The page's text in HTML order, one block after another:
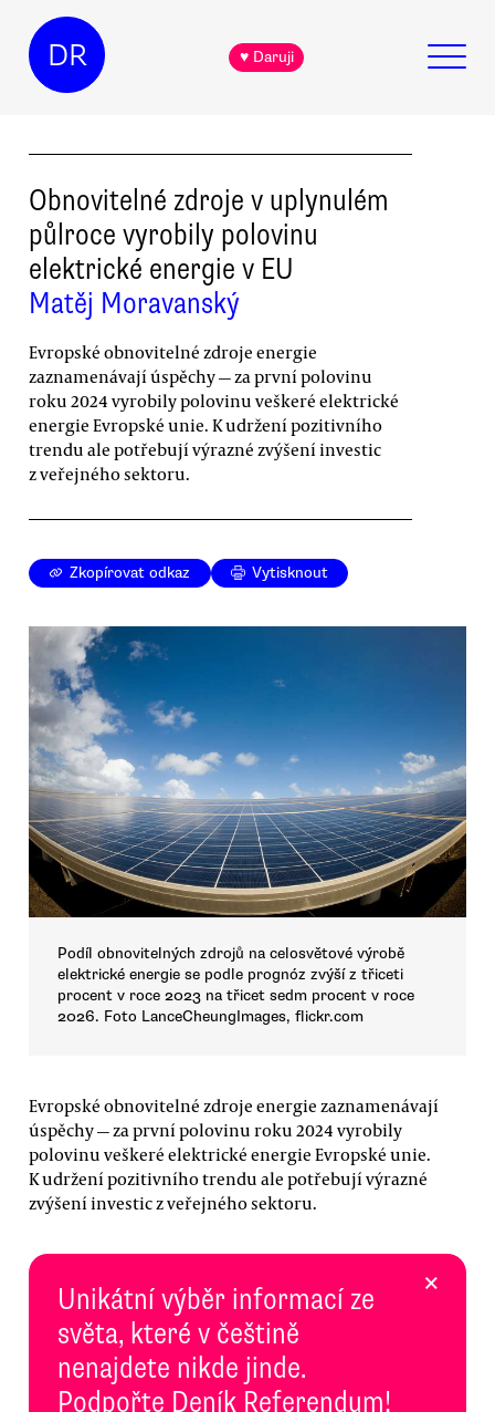
DR ♥ Daruji
Obnovitelné zdroje v uplynulém
půlroce vyrobily polovinu
elektrické energie v EU
Matěj Moravanský
Evropské obnovitelné zdroje energie
zaznamenávají úspěchy — za první polovinu
roku 2024 vyrobily polovinu veškeré elektrické
energie Evropské unie. K udržení pozitivního
trendu ale potřebují výrazné zvýšení investic
z veřejného sektoru.
Zkopírovat odkaz Vytisknout
Podíl obnovitelných zdrojů na celosvětové výrobě
elektrické energie se podle prognóz zvýší z třiceti
procent v roce 2023 na třicet sedm procent v roce
2026. Foto LanceCheungImages, flickr.com
Evropské obnovitelné zdroje energie zaznamenávají
úspěchy — za první polovinu roku 2024 vyrobily
polovinu veškeré elektrické energie Evropské unie.
K udržení pozitivního trendu ale potřebují výrazné
zvýšení investic z veřejného sektoru.
Unikátní výběr informací ze
světa, které v češtině
nenajdete nikde jinde.
Podpořte Deník Referendum!
×